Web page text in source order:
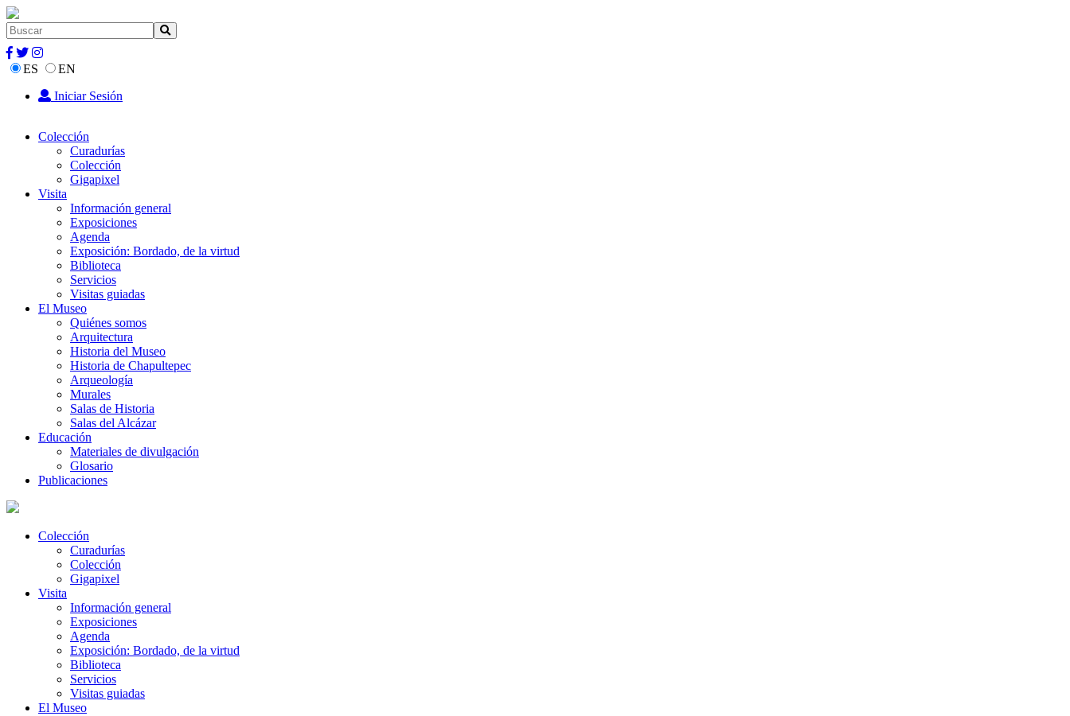
ES
EN
Iniciar Sesión
Colección
Curadurías
Colección
Gigapixel
Visita
Información general
Exposiciones
Agenda
Exposición: Bordado, de la virtud
Biblioteca
Servicios
Visitas guiadas
El Museo
Quiénes somos
Arquitectura
Historia del Museo
Historia de Chapultepec
Arqueología
Murales
Salas de Historia
Salas del Alcázar
Educación
Materiales de divulgación
Glosario
Publicaciones
Colección
Curadurías
Colección
Gigapixel
Visita
Información general
Exposiciones
Agenda
Exposición: Bordado, de la virtud
Biblioteca
Servicios
Visitas guiadas
El Museo